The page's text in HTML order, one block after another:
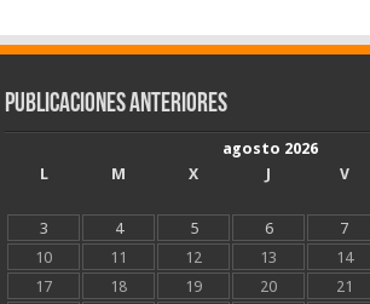
Publicaciones Anteriores
agosto 2026
L
M X J V
3
4 5 6 7
10
11 12 13 14
17
18 19 20 21